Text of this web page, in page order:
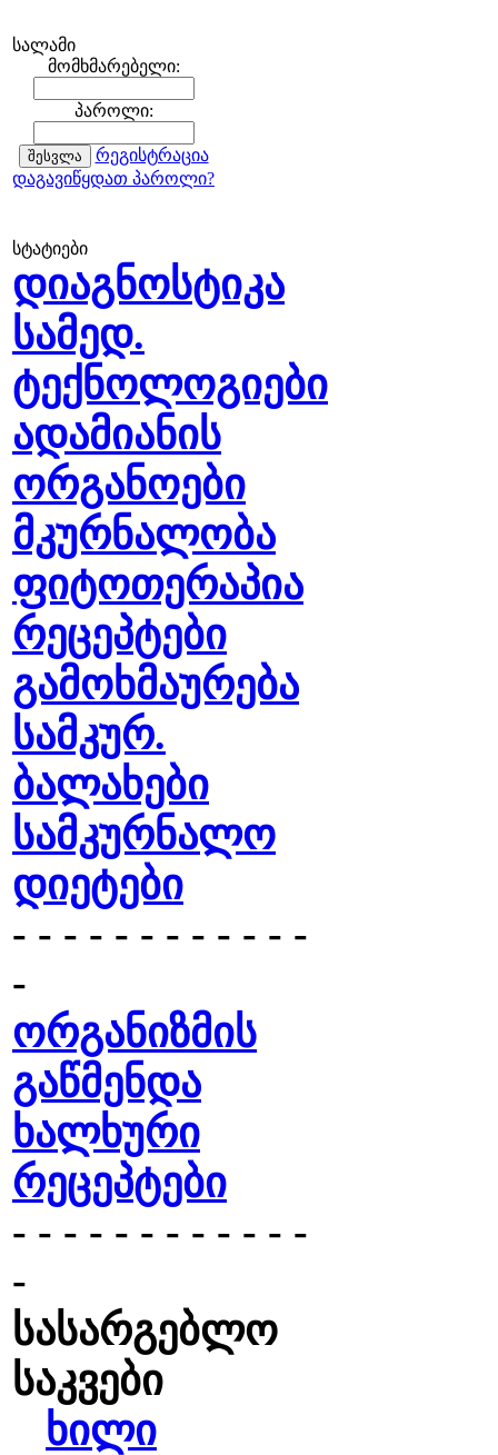
სალამი
მომხმარებელი:
პაროლი:
რეგისტრაცია
დაგავიწყდათ პაროლი?
სტატიები
დიაგნოსტიკა
სამედ.
ტექნოლოგიები
ადამიანის
ორგანოები
მკურნალობა
ფიტოთერაპია
რეცეპტები
გამოხმაურება
სამკურ.
ბალახები
სამკურნალო
დიეტები
- - - - - - - - - - - -
-
ორგანიზმის
გაწმენდა
ხალხური
რეცეპტები
- - - - - - - - - - - -
-
სასარგებლო
საკვები
ხილი